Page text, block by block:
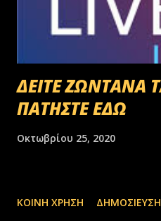
ΔΕΙΤΕ ΖΩΝΤΑΝΑ
ΠΑΤΗΣΤΕ ΕΔΩ
Οκτωβρίου 25, 2020
ΚΟΙΝΉ ΧΡΉΣΗ